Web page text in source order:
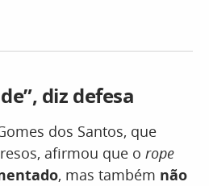
diz defesa
dos Santos, que
afirmou que o rope
, mas também não